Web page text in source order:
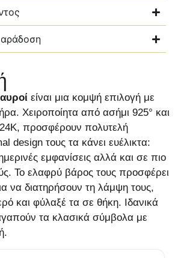
είναι μια κομψή επιλογή με
Χειροποίητα από ασήμι 925° και
προσφέρουν πολυτελή
design τους τα κάνει ευέλικτα:
εμφανίσεις αλλά και σε πιο
Το ελαφρύ βάρος τους προσφέρει
να διατηρήσουν τη λάμψη τους,
και φύλαξέ τα σε θήκη. Ιδανικά
τα κλασικά σύμβολα με